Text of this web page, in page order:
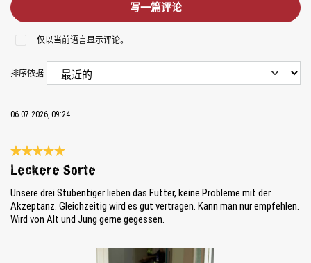
写一篇评论
仅以当前语言显示评论。
排序依据
06.07.2026, 09:24
Review with rating of 5 out of 5 stars
Leckere Sorte
Unsere drei Stubentiger lieben das Futter, keine Probleme mit der
Akzeptanz. Gleichzeitig wird es gut vertragen. Kann man nur empfehlen.
Wird von Alt und Jung gerne gegessen.